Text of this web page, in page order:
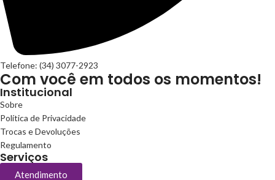
Telefone: (34) 3077-2923
Com você em todos os momentos!
Institucional
Sobre
Política de Privacidade
Trocas e Devoluções
Regulamento
Serviços
Atendimento